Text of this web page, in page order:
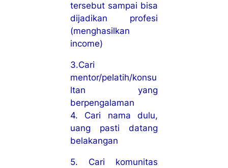
tersebut sampai bisa
dijadikan profesi
(menghasilkan
income)
3.Cari
mentor/pelatih/konsu
ltan yang
berpengalaman
4. Cari nama dulu,
uang pasti datang
belakangan
5. Cari komunitas